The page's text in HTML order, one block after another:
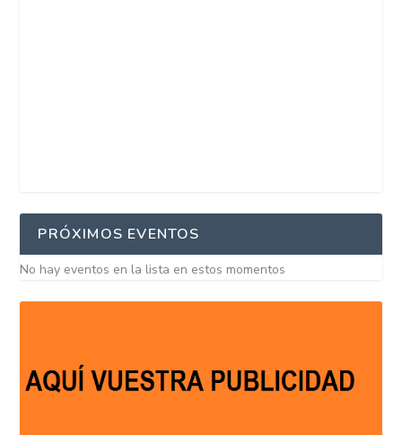
PRÓXIMOS EVENTOS
No hay eventos en la lista en estos momentos